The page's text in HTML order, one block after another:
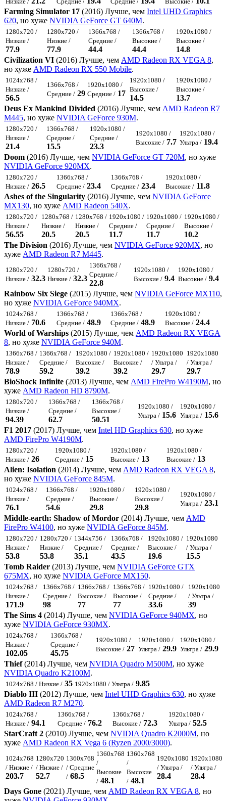
Farming Simulator 17 (2016) Лучше, чем Intel UHD Graphics
620, но хуже NVIDIA GeForce GT 640M.
1280x720 /
Низкие /
77.9
1280x720 /
Низкие /
77.9
1366x768 /
Средние /
44.4
1366x768 /
Высокие /
44.4
1920x1080 /
Высокие /
14.8
Civilization VI (2016) Лучше, чем AMD Radeon RX VEGA 8,
но хуже AMD Radeon RX 550 Mobile.
1024x768 /
Низкие /
56.5
1366x768 /
Средние / 29
1920x1080 /
Средние / 17
1920x1080 /
Высокие /
14.5
1920x1080 /
Высокие /
13.7
Deus Ex Mankind Divided (2016) Лучше, чем AMD Radeon R7
M445, но хуже NVIDIA GeForce 930M.
1280x720 /
Низкие /
21.4
1366x768 /
Средние /
15.5
1920x1080 /
Средние /
23.3
1920x1080 /
Высокие / 7.7
1920x1080 /
Ультра / 19.4
Doom (2016) Лучше, чем NVIDIA GeForce GT 720M, но хуже
NVIDIA GeForce 920MX.
1280x720 /
Низкие / 26.5
1366x768 /
Средние / 23.4
1366x768 /
Средние / 23.4
1920x1080 /
Высокие / 11.8
Ashes of the Singularity (2016) Лучше, чем NVIDIA GeForce
MX130, но хуже AMD Radeon 540X.
1280x720 /
Низкие /
56.55
1280x768 /
Низкие /
20.5
1280x768 /
Низкие /
20.5
1920x1080 /
Средние /
11.7
1920x1080 /
Средние /
11.7
1920x1080 /
Высокие /
10.2
The Division (2016) Лучше, чем NVIDIA GeForce 920MX, но
хуже AMD Radeon R7 M445.
1280x720 /
Низкие / 32.3
1280x720 /
Низкие / 32.3
1366x768 /
Средние /
22.8
1920x1080 /
Высокие / 9.4
1920x1080 /
Высокие / 9.4
Rainbow Six Siege (2015) Лучше, чем NVIDIA GeForce MX110,
но хуже NVIDIA GeForce 940MX.
1024x768 /
Низкие / 70.6
1366x768 /
Средние / 48.9
1366x768 /
Средние / 48.9
1920x1080 /
Высокие / 24.4
World of Warships (2015) Лучше, чем AMD Radeon RX VEGA
8, но хуже NVIDIA GeForce 940M.
1366x768 /
Низкие /
78.9
1366x768 /
Средние /
59.2
1920x1080 /
Высокие /
39.2
1920x1080 /
Высокие /
39.2
1920x1080
/ Ультра /
29.7
1920x1080
/ Ультра /
29.7
BioShock Infinite (2013) Лучше, чем AMD FirePro W4190M, но
хуже AMD Radeon HD 8790M.
1280x720 /
Низкие /
94.39
1366x768 /
Средние /
62.7
1366x768 /
Высокие /
50.51
1920x1080 /
Ультра / 15.6
1920x1080 /
Ультра / 15.6
F1 2017 (2017) Лучше, чем Intel HD Graphics 630, но хуже
AMD FirePro W4190M.
1280x720 /
Низкие / 26
1920x1080 /
Средние / 15
1920x1080 /
Высокие / 13
1920x1080 /
Высокие / 13
Alien: Isolation (2014) Лучше, чем AMD Radeon RX VEGA 8,
но хуже NVIDIA GeForce 845M.
1024x768 /
Низкие /
76.1
1366x768 /
Средние /
54.6
1920x1080 /
Высокие /
29.8
1920x1080 /
Высокие /
29.8
1920x1080 /
Ультра / 23.1
Middle-earth: Shadow of Mordor (2014) Лучше, чем AMD
FirePro W4100, но хуже NVIDIA GeForce 845M.
1280x720 /
Низкие /
53.8
1280x720 /
Низкие /
53.8
1344x756 /
Средние /
35.1
1366x768 /
Средние /
43.5
1920x1080 /
Высокие /
19.6
1920x1080
/ Ультра /
15.5
Tomb Raider (2013) Лучше, чем NVIDIA GeForce GTX
675MX, но хуже NVIDIA GeForce MX150.
1024x768 /
Низкие /
171.9
1366x768 /
Средние /
98
1366x768 /
Высокие /
77
1366x768 /
Высокие /
77
1920x1080 /
Средние /
33.6
1920x1080
/ Ультра /
39
The Sims 4 (2014) Лучше, чем NVIDIA GeForce 940MX, но
хуже NVIDIA GeForce 930MX.
1024x768 /
Низкие /
102.05
1366x768 /
Средние /
45.75
1920x1080 /
Высокие / 27
1920x1080 /
Ультра / 29.9
1920x1080 /
Ультра / 29.9
Thief(2014) Лучше, чем NVIDIA Quadro M500M, но хуже
NVIDIA Quadro K2100M.
1024x768 / Низкие / 35 1920x1080 / Ультра / 9.85
Diablo III (2012) Лучше, чем Intel UHD Graphics 630, но хуже
AMD Radeon R7 M270.
1024x768 /
Низкие / 94.1
1366x768 /
Средние / 76.2
1366x768 /
Высокие / 72.3
1920x1080 /
Ультра / 52.5
StarCraft 2 (2010) Лучше, чем NVIDIA Quadro K2000M, но
хуже AMD Radeon RX Vega 6 (Ryzen 2000/3000).
1024x768
/ Низкие /
203.7
1280x720
/ Низкие /
52.7
1360x768
/ Средние
/ 68.5
1360x768
/
Высокие
/ 48.1
1360x768
/
Высокие
/ 48.1
1920x1080
/ Ультра /
28.4
1920x1080
/ Ультра /
28.4
Days Gone (2021) Лучше, чем AMD Radeon RX VEGA 8, но